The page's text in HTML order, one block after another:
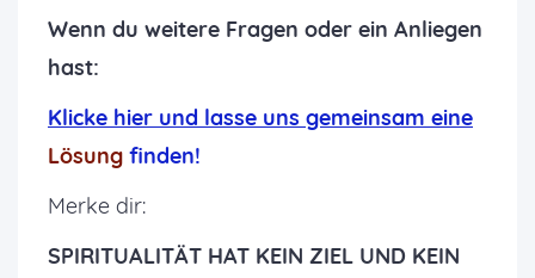
Wenn du weitere Fragen oder ein Anliegen
hast:
Klicke hier und lasse uns gemeinsam eine
Lösung finden!
Merke dir:
SPIRITUALITÄT HAT KEIN ZIEL UND KEIN